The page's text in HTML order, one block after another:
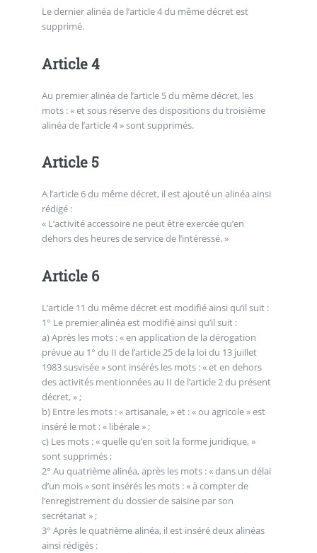
Le dernier alinéa de l’article 4 du même décret est
supprimé.
Article 4
Au premier alinéa de l’article 5 du même décret, les
mots : « et sous réserve des dispositions du troisième
alinéa de l’article 4 » sont supprimés.
Article 5
A l’article 6 du même décret, il est ajouté un alinéa ainsi
rédigé :
« L’activité accessoire ne peut être exercée qu’en
dehors des heures de service de l’intéressé. »
Article 6
L’article 11 du même décret est modifié ainsi qu’il suit :
1° Le premier alinéa est modifié ainsi qu’il suit :
a) Après les mots : « en application de la dérogation
prévue au 1° du II de l’article 25 de la loi du 13 juillet
1983 susvisée » sont insérés les mots : « et en dehors
des activités mentionnées au II de l’article 2 du présent
décret, » ;
b) Entre les mots : « artisanale, » et : « ou agricole » est
inséré le mot : « libérale » ;
c) Les mots : « quelle qu’en soit la forme juridique, »
sont supprimés ;
2° Au quatrième alinéa, après les mots : « dans un délai
d’un mois » sont insérés les mots : « à compter de
l’enregistrement du dossier de saisine par son
secrétariat » ;
3° Après le quatrième alinéa, il est inséré deux alinéas
ainsi rédigés :